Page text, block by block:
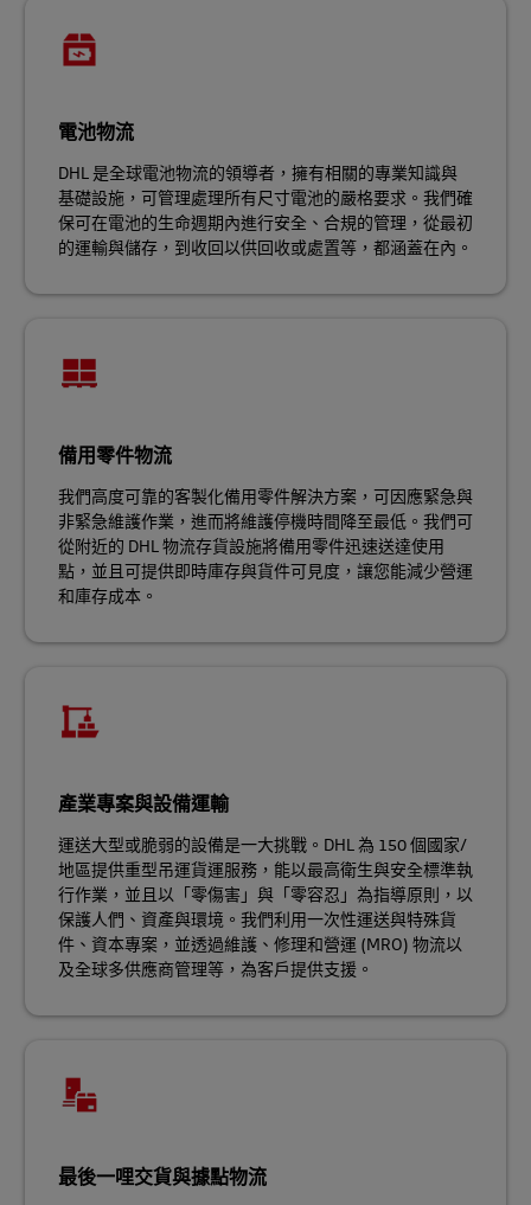
電池物流
DHL 是全球電池物流的領導者，擁有相關的專業知識與
基礎設施，可管理處理所有尺寸電池的嚴格要求。我們確
保可在電池的生命週期內進行安全、合規的管理，從最初
的運輸與儲存，到收回以供回收或處置等，都涵蓋在內。
備用零件物流
我們高度可靠的客製化備用零件解決方案，可因應緊急與
非緊急維護作業，進而將維護停機時間降至最低。我們可
從附近的 DHL 物流存貨設施將備用零件迅速送達使用
點，並且可提供即時庫存與貨件可見度，讓您能減少營運
和庫存成本。
產業專案與設備運輸
運送大型或脆弱的設備是一大挑戰。DHL 為 150 個國家/
地區提供重型吊運貨運服務，能以最高衛生與安全標準執
行作業，並且以「零傷害」與「零容忍」為指導原則，以
保護人們、資產與環境。我們利用一次性運送與特殊貨
件、資本專案，並透過維護、修理和營運 (MRO) 物流以
及全球多供應商管理等，為客戶提供支援。
最後一哩交貨與據點物流